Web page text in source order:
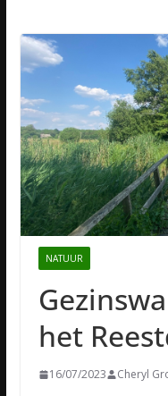
NATUUR
het
16/07/2023 Cheryl